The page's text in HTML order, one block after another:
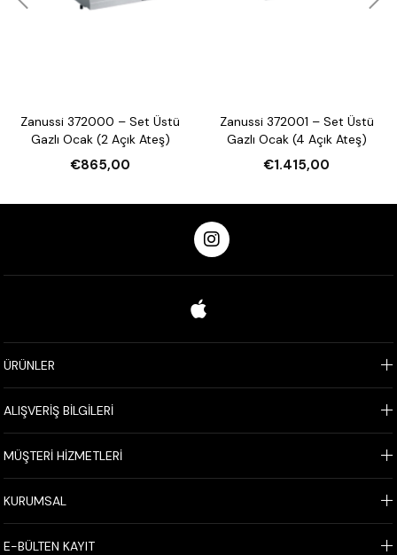
Zanussi 372000 – Set Üstü
Gazlı Ocak (2 Açık Ateş)
€865,00
Zanussi 372001 – Set Üstü
Gazlı Ocak (4 Açık Ateş)
€1.415,00
ÜRÜNLER
ALIŞVERİŞ BİLGİLERİ
MÜŞTERİ HİZMETLERİ
KURUMSAL
E-BÜLTEN KAYIT